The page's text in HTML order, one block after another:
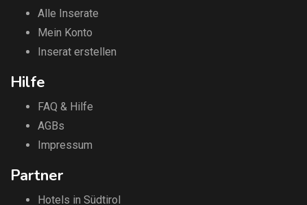
Alle Inserate
Mein Konto
Inserat erstellen
Hilfe
FAQ & Hilfe
AGBs
Impressum
Partner
Hotels in Südtirol